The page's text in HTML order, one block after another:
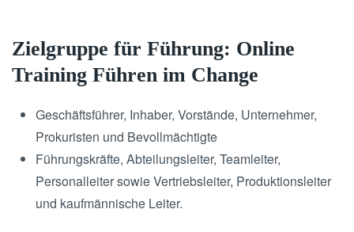
Zielgruppe für Führung: Online
Training Führen im Change
Geschäftsführer, Inhaber, Vorstände, Unternehmer,
Prokuristen und Bevollmächtigte
Führungskräfte, Abteilungsleiter, Teamleiter,
Personalleiter sowie Vertriebsleiter, Produktionsleiter
und kaufmännische Leiter.